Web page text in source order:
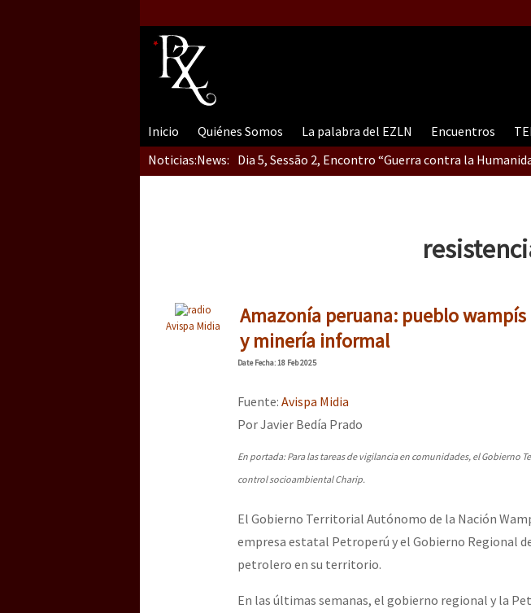
Inicio Quiénes Somos La palabra del EZLN Encuentros
Noticias:News: Dia 5, Sessão 2, Encontro “Guerra contra la
Dia 3 do Encontro “Guerra contra a Humanidade”
[CDMX – 20 julio] Jornadas globales por la libertad
Avispa Midia
Amazonía peruana: pueblo
y minería informal
DateFecha: 18 Feb 2025
Fuente: Avispa Midia
Por Javier Bedía Prado
En portada:Para las tareas de vigilancia en comunidades, elGobierno
control socioambiental Charip.
El Gobierno Territorial Autónomo de la Nación
empresa estatal Petroperú y el Gobierno Regional
petrolero en su territorio.
En las últimas semanas, el gobierno regional y la